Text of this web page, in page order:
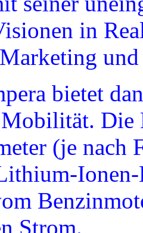
in
bietet
Die
(je nach
Strom.